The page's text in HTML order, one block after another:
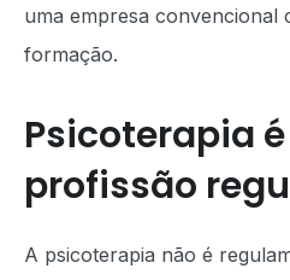
uma empresa convencional
formação.
Psicoterapia
profissão
A psicoterapia não é